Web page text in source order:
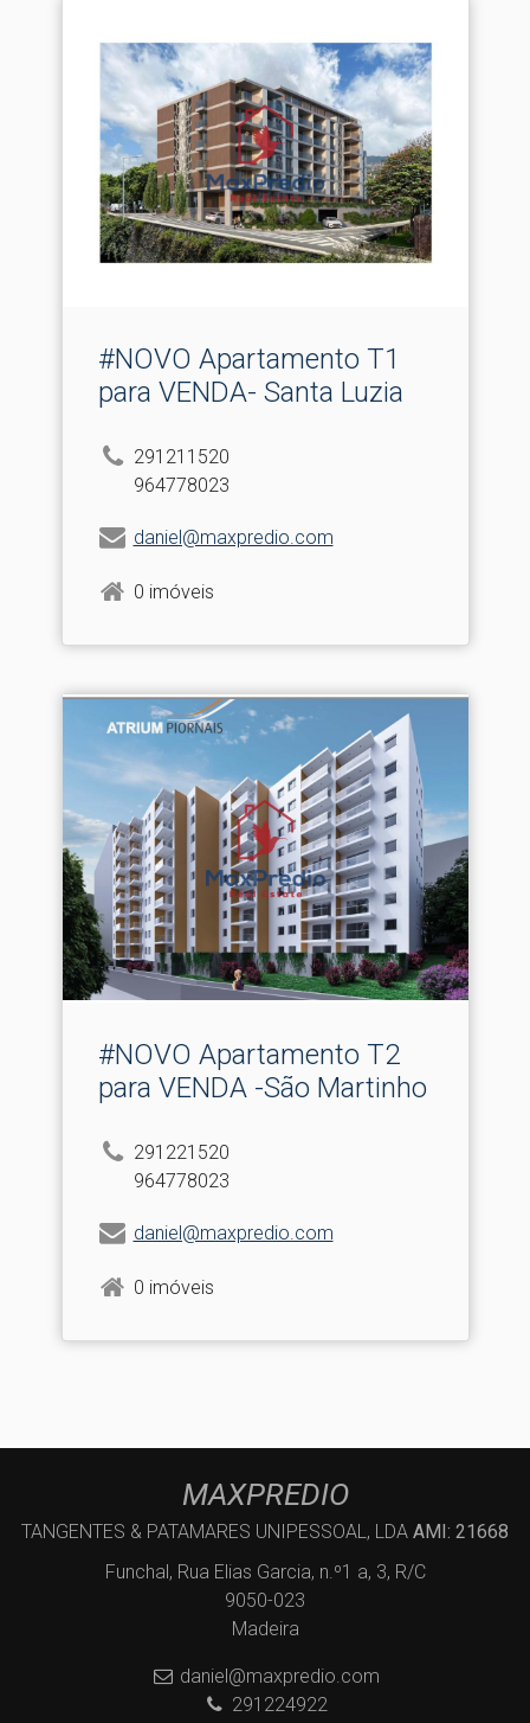
#NOVO Apartamento T1
para VENDA- Santa Luzia
291211520
964778023
daniel@maxpredio.com
0 imóveis
#NOVO Apartamento T2
para VENDA -São Martinho
291221520
964778023
daniel@maxpredio.com
0 imóveis
MAXPREDIO
TANGENTES & PATAMARES UNIPESSOAL, LDA AMI: 21668
Funchal, Rua Elias Garcia, n.º1 a, 3, R/C
9050-023
Madeira
daniel@maxpredio.com
291224922